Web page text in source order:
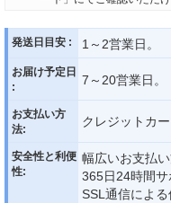
発送日目安 : 1～2営業日。
お届け予定日
:
7～20営業日。
お支払い方
法:
クレジットカ
安全性と利便
性:
幅広いお支払
365日24時間
SSL通信によ